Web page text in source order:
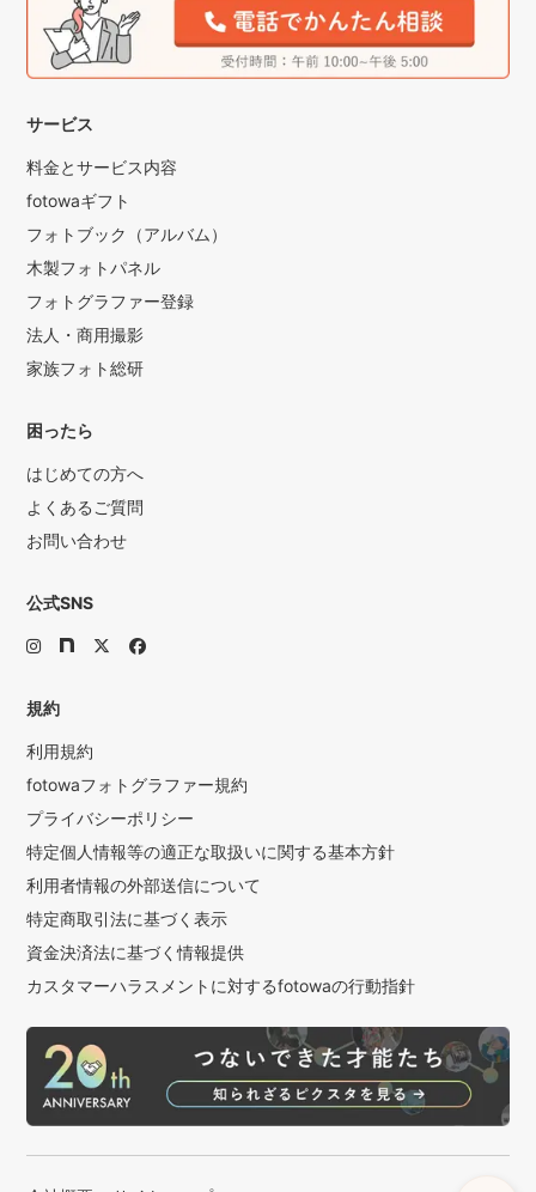
サービス
料金とサービス内容
fotowaギフト
フォトブック（アルバム）
木製フォトパネル
フォトグラファー登録
法人・商用撮影
家族フォト総研
困ったら
はじめての方へ
よくあるご質問
お問い合わせ
公式SNS
規約
利用規約
fotowaフォトグラファー規約
プライバシーポリシー
特定個人情報等の適正な取扱いに関する基本方針
利用者情報の外部送信について
特定商取引法に基づく表示
資金決済法に基づく情報提供
カスタマーハラスメントに対するfotowaの行動指針